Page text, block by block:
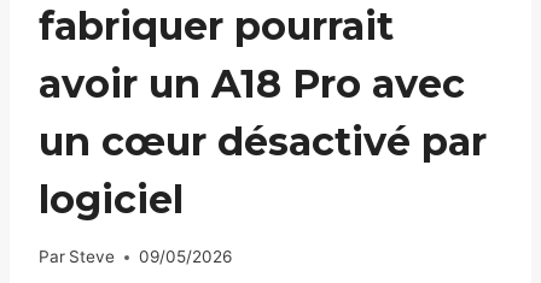
fabriquer pourrait
avoir un A18 Pro avec
un cœur désactivé par
logiciel
Par Steve 09/05/2026